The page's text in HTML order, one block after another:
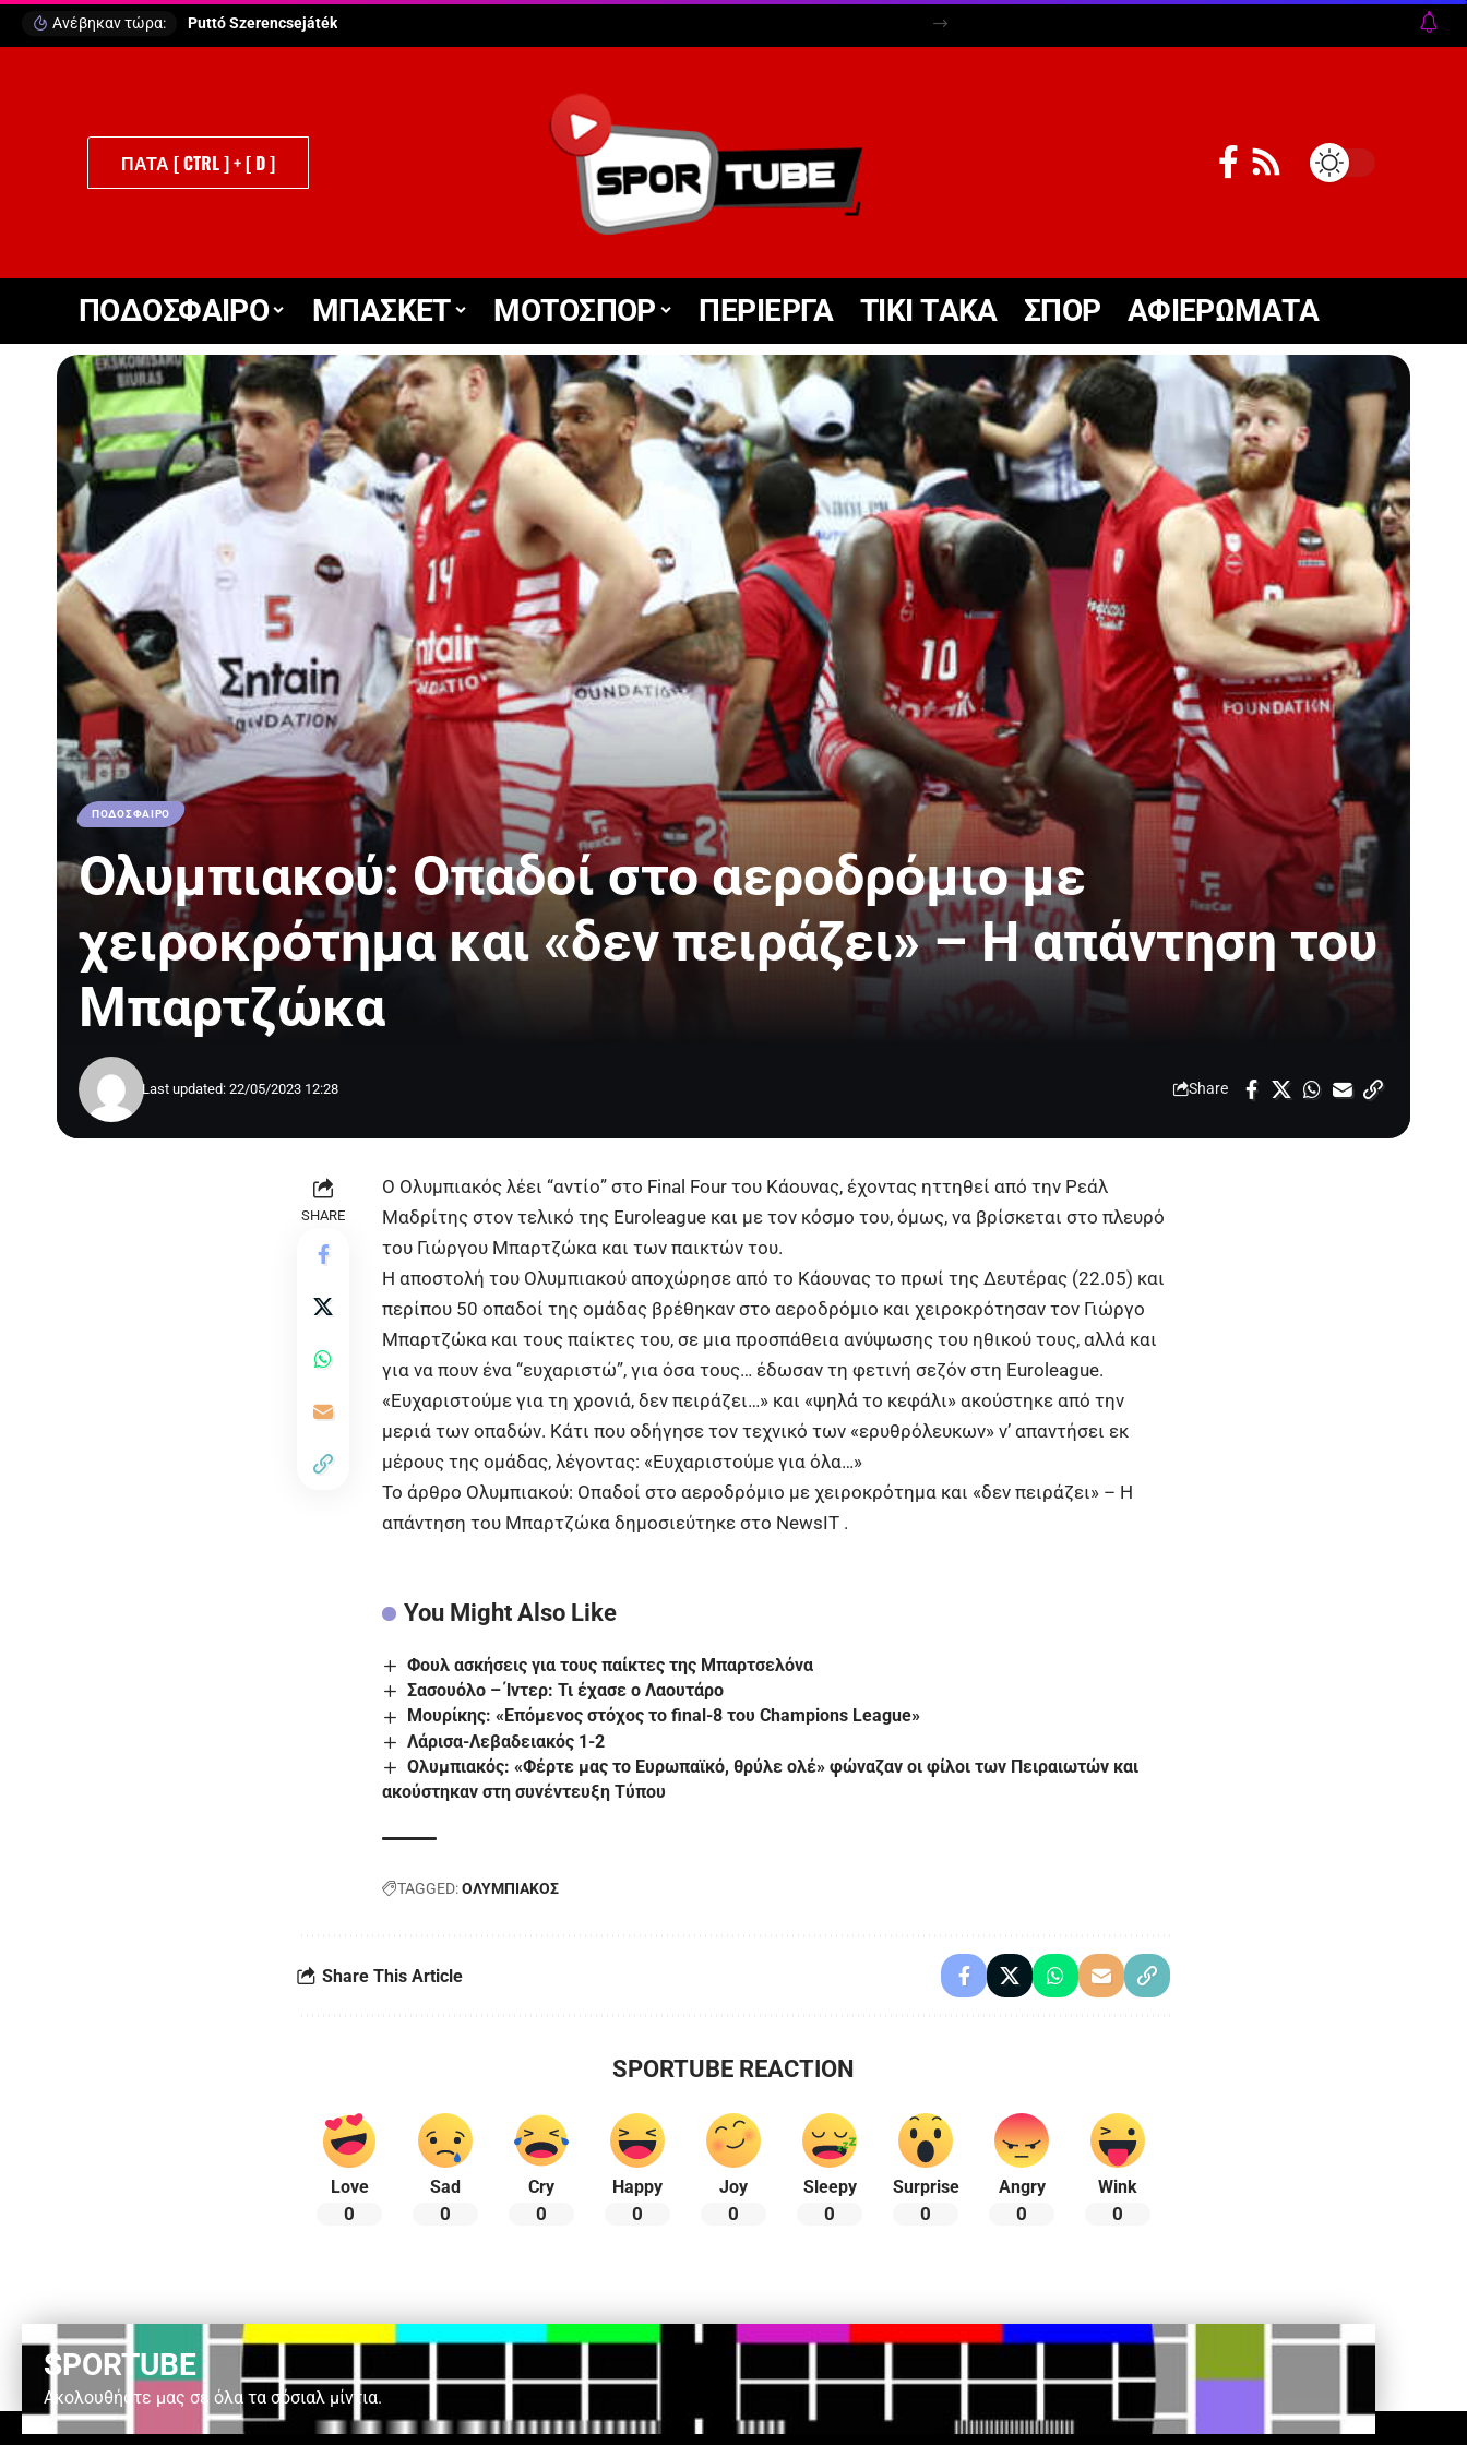
Ανέβηκαν τώρα: Puttó Szerencsejáték
ΠΑΤΑ [ CTRL ] + [ D ]
ΠΟΔΟΣΦΑΙΡΟ ΜΠΑΣΚΕΤ ΜΟΤΟΣΠΟΡ ΠΕΡΙΕΡΓΑ TIKΙ TΑΚΑ ΣΠΟΡ ΑΦΙΕΡΩΜΑΤΑ
ΠΟΔΟΣΦΑΙΡΟ
Ολυμπιακού: Οπαδοί στο αεροδρόμιο με
χειροκρότημα και «δεν πειράζει» – Η απάντηση του
Μπαρτζώκα
Last updated: 22/05/2023 12:28 Share
SHARE
Ο Ολυμπιακός λέει “αντίο” στο Final Four του Κάουνας, έχοντας ηττηθεί από την Ρεάλ
Μαδρίτης στον τελικό της Euroleague και με τον κόσμο του, όμως, να βρίσκεται στο πλευρό
του Γιώργου Μπαρτζώκα και των παικτών του.
Η αποστολή του Ολυμπιακού αποχώρησε από το Κάουνας το πρωί της Δευτέρας (22.05) και
περίπου 50 οπαδοί της ομάδας βρέθηκαν στο αεροδρόμιο και χειροκρότησαν τον Γιώργο
Μπαρτζώκα και τους παίκτες του, σε μια προσπάθεια ανύψωσης του ηθικού τους, αλλά και
για να πουν ένα “ευχαριστώ”, για όσα τους… έδωσαν τη φετινή σεζόν στη Euroleague.
«Ευχαριστούμε για τη χρονιά, δεν πειράζει…» και «ψηλά το κεφάλι» ακούστηκε από την
μεριά των οπαδών. Κάτι που οδήγησε τον τεχνικό των «ερυθρόλευκων» ν’ απαντήσει εκ
μέρους της ομάδας, λέγοντας: «Ευχαριστούμε για όλα…»
To άρθρο Ολυμπιακού: Οπαδοί στο αεροδρόμιο με χειροκρότημα και «δεν πειράζει» – Η
απάντηση του Μπαρτζώκα δημοσιεύτηκε στο NewsIT .
You Might Also Like
Φουλ ασκήσεις για τους παίκτες της Μπαρτσελόνα
Σασουόλο – Ίντερ: Τι έχασε ο Λαουτάρο
Μουρίκης: «Επόμενος στόχος το final-8 του Champions League»
Λάρισα-Λεβαδειακός 1-2
Ολυμπιακός: «Φέρτε μας το Ευρωπαϊκό, θρύλε ολέ» φώναζαν οι φίλοι των Πειραιωτών και
ακούστηκαν στη συνέντευξη Τύπου
TAGGED:ΟΛΥΜΠΙΑΚΟΣ
Share This Article
SPORTUBE REACTION
Love
0
Sad
0
Cry
0
Happy
0
Joy
0
Sleepy
0
Surprise
0
Angry
0
Wink
0
SPORTUBE
Ακολουθήστε μας σε όλα τα σόσιαλ μίντια.